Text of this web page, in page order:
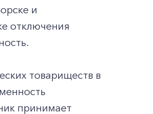
и
отключения
товариществ в
принимает